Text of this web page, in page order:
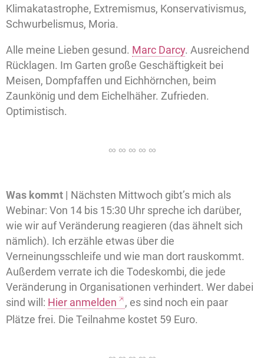
Klimakatastrophe, Extremismus, Konservativismus,
Schwurbelismus, Moria.
Alle meine Lieben gesund. Marc Darcy. Ausreichend
Rücklagen. Im Garten große Geschäftigkeit bei
Meisen, Dompfaffen und Eichhörnchen, beim
Zaunkönig und dem Eichelhäher. Zufrieden.
Optimistisch.
Was kommt | Nächsten Mittwoch gibt’s mich als
Webinar: Von 14 bis 15:30 Uhr spreche ich darüber,
wie wir auf Veränderung reagieren (das ähnelt sich
nämlich). Ich erzähle etwas über die
Verneinungsschleife und wie man dort rauskommt.
Außerdem verrate ich die Todeskombi, die jede
Veränderung in Organisationen verhindert. Wer dabei
sind will: Hier anmelden
, es sind noch ein paar
Plätze frei. Die Teilnahme kostet 59 Euro.